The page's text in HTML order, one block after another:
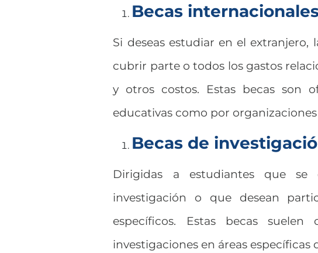
Becas
Si deseas estudiar en el extranjero,
cubrir parte o todos los gastos
y otros costos. Estas becas son
educativas como por
Becas de
Dirigidas a estudiantes que se
investigación o que desean
específicos. Estas becas suelen
investigaciones en áreas